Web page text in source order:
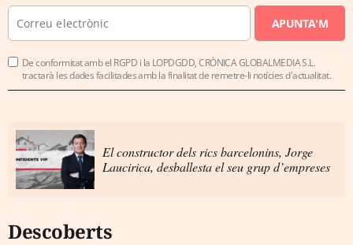
APUNTA'M
De conformitat amb el RGPD i la LOPDGDD, CRÒNICA GLOBALMEDIA S.L.
tractarà les dades facilitades amb la finalitat de remetre-li notícies d'actualitat.
El constructor dels rics barcelonins, Jorge
Laucirica, desballesta el seu grup d’empreses
Descoberts